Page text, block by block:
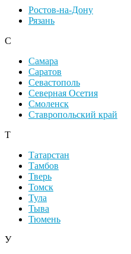
Ростов-на-Дону
Рязань
С
Самара
Саратов
Севастополь
Северная Осетия
Смоленск
Ставропольский край
Т
Татарстан
Тамбов
Тверь
Томск
Тула
Тыва
Тюмень
У